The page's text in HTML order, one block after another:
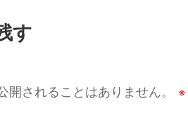
す
開されることはありません。 ※